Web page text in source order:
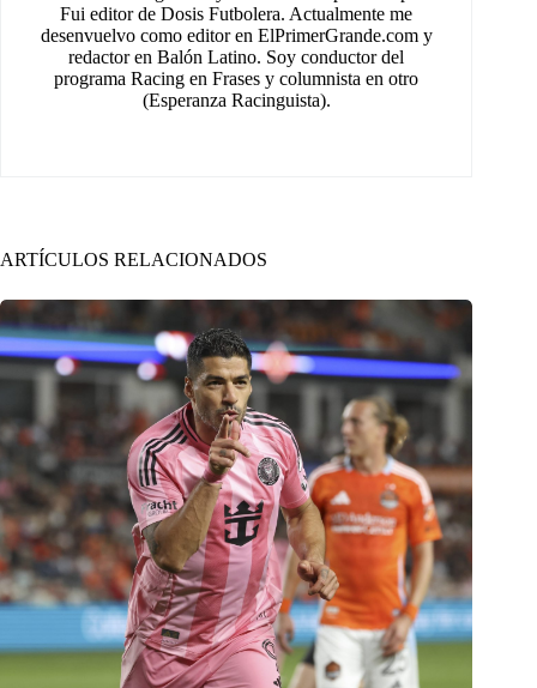
Fui editor de Dosis Futbolera. Actualmente me
desenvuelvo como editor en ElPrimerGrande.com y
redactor en Balón Latino. Soy conductor del
programa Racing en Frases y columnista en otro
(Esperanza Racinguista).
ARTÍCULOS RELACIONADOS